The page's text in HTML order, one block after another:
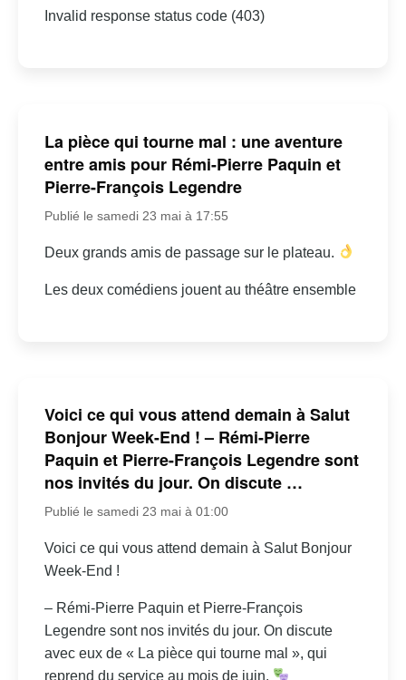
Invalid response status code (403)
La pièce qui tourne mal : une aventure
entre amis pour Rémi-Pierre Paquin et
Pierre-François Legendre
Publié le samedi 23 mai à 17:55
Deux grands amis de passage sur le plateau.
Les deux comédiens jouent au théâtre ensemble
Voici ce qui vous attend demain à Salut
Bonjour Week-End ! – Rémi-Pierre
Paquin et Pierre-François Legendre sont
nos invités du jour. On discute …
Publié le samedi 23 mai à 01:00
Voici ce qui vous attend demain à Salut Bonjour
Week-End !
– Rémi-Pierre Paquin et Pierre-François
Legendre sont nos invités du jour. On discute
avec eux de « La pièce qui tourne mal », qui
reprend du service au mois de juin.